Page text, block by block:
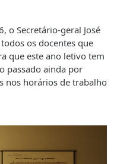
o Secretário-geral José
os docentes que
que este ano letivo tem
passado ainda por
nos horários de trabalho